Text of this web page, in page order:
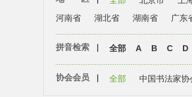
河南省
湖北省 湖南省 广东
拼音检索 | 全部 A B C D
协会会员 | 全部 中国书法家协